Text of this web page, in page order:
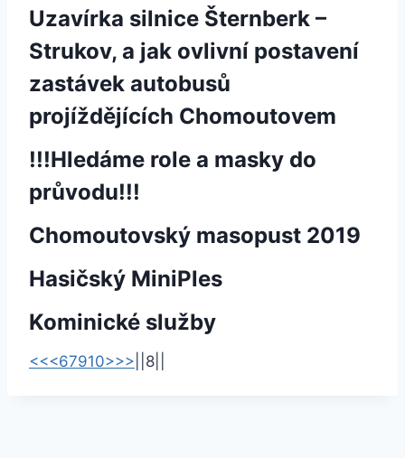
Uzavírka silnice Šternberk –
Strukov, a jak ovlivní postavení
zastávek autobusů
projíždějících Chomoutovem
!!!Hledáme role a masky do
průvodu!!!
Chomoutovský masopust 2019
Hasičský MiniPles
Kominické služby
<<<67910>>> 8